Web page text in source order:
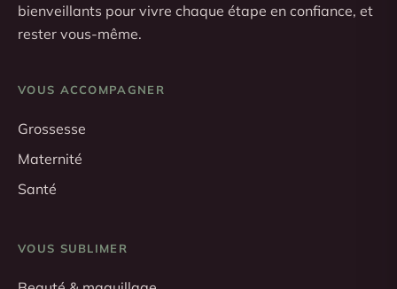
bienveillants pour vivre chaque étape en confiance, et
rester vous-même.
VOUS ACCOMPAGNER
Grossesse
Maternité
Santé
VOUS SUBLIMER